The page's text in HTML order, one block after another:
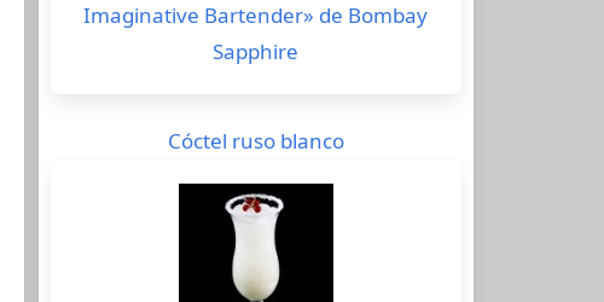
Imaginative Bartender» de Bombay
Sapphire
Cóctel ruso blanco